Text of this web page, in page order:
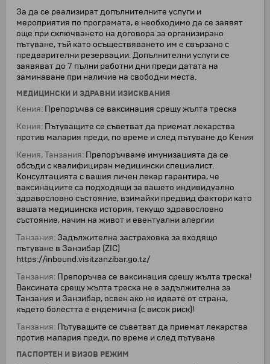
За да се реализират допълнителните услуги и
мероприятия по програмата, е необходимо да се заявят
още при сключването на договора за организирано
пътуване, тъй като осъществяването им е свързано с
предварителни резервации. Допълнителни услуги се
заявяват до 7 пълни работни дни преди датата на
заминаване при наличие на свободни места.
МЕДИЦИНСКИ И ЗДРАВНИ ИЗИСКВАНИЯ
Кения: Препоръчва се ваксинация срещу жълта треска
Кения: Пътуващите се съветват да приемат лекарства
против малария преди, по време и след пътуване до Кения
Кения, Танзания: Препоръчваме имунизацията да се
обсъди с квалифициран медицински специалист.
Консултацията с вашия личен лекар гарантира, че
ваксинациите са подходящи за вашето индивидуално
здравословно състояние, взимайки предвид фактори като
вашата медицинска история, текущo здравословнo
състояние, начин на живот и евентуални алергии
Танзания:Задължителна застраховка за входящо
пътуване в Занзибар (ZIC)
https://inbound.visitzanzibar.go.tz/
Танзания: Препоръчва се ваксинация срещу жълта треска!
Ваксината срещу жълта треска не е задължителна за
Танзания и Занзибар, освен ако не идвате от страна,
където болестта е ендемична (с висок риск)!
Танзания: Пътуващите се съветват да приемат лекарства
против малария преди, по време и след пътуване
ПАСПОРТЕН И ВИЗОВ РЕЖИМ